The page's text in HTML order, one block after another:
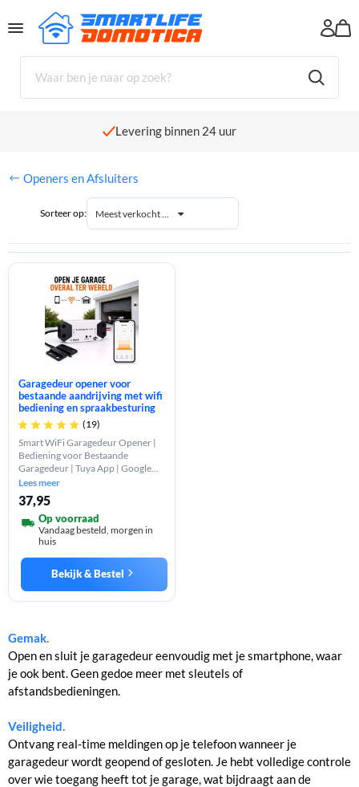
Winkelwagen
Er zijn nog geen producten in jouw winkelwagen geplaatst.
Levering binnen 24 uur
Openers en Afsluiters
Sorteer op: Meest verkocht ...
Garagedeur opener voor
bestaande aandrijving met wifi
bediening en spraakbesturing
     (19)
Smart WiFi Garagedeur Opener |
Bediening voor Bestaande
Garagedeur | Tuya App | Google
Home & Alexa | Slimme Schemas |
2.4GHz WiFi
Lees meer
37,95
Op voorraad
Vandaag besteld, morgen in
huis
Bekijk & Bestel
Gemak.
Open en sluit je garagedeur eenvoudig met je smartphone, waar
je ook bent. Geen gedoe meer met sleutels of
afstandsbedieningen.
Veiligheid.
Ontvang real-time meldingen op je telefoon wanneer je
garagedeur wordt geopend of gesloten. Je hebt volledige controle
over wie toegang heeft tot je garage, wat bijdraagt aan de